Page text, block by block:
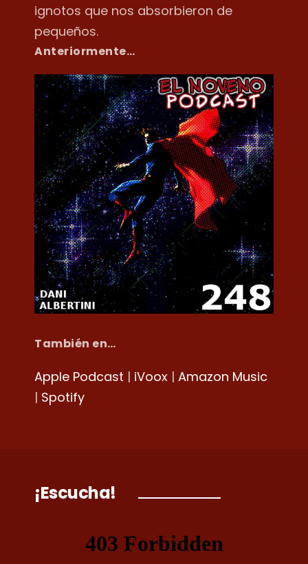
ignotos que nos absorbieron de
pequeños.
Anteriormente…
También en…
Apple Podcast | iVoox | Amazon Music
| Spotify
¡Escucha!